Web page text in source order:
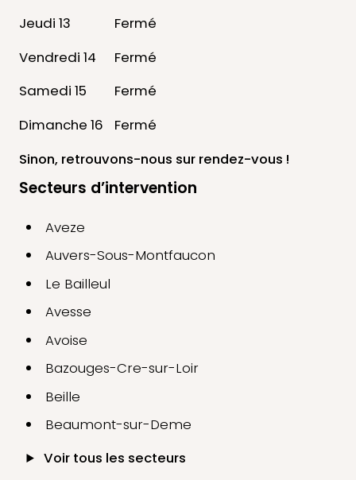
Jeudi 13
Fermé
Vendredi 14
Fermé
Samedi 15
Fermé
Dimanche 16
Fermé
Sinon, retrouvons-nous sur rendez-vous !
Secteurs d’intervention
Aveze
Auvers-Sous-Montfaucon
Le Bailleul
Avesse
Avoise
Bazouges-Cre-sur-Loir
Beille
Beaumont-sur-Deme
Voir tous les secteurs